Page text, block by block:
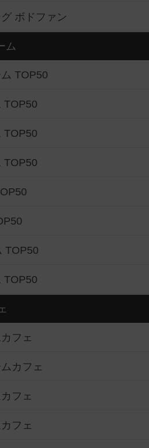
ボドファン
ム
TOP50
TOP50
TOP50
TOP50
TOP50
TOP50
フェ
カフェ
フェ
フェ